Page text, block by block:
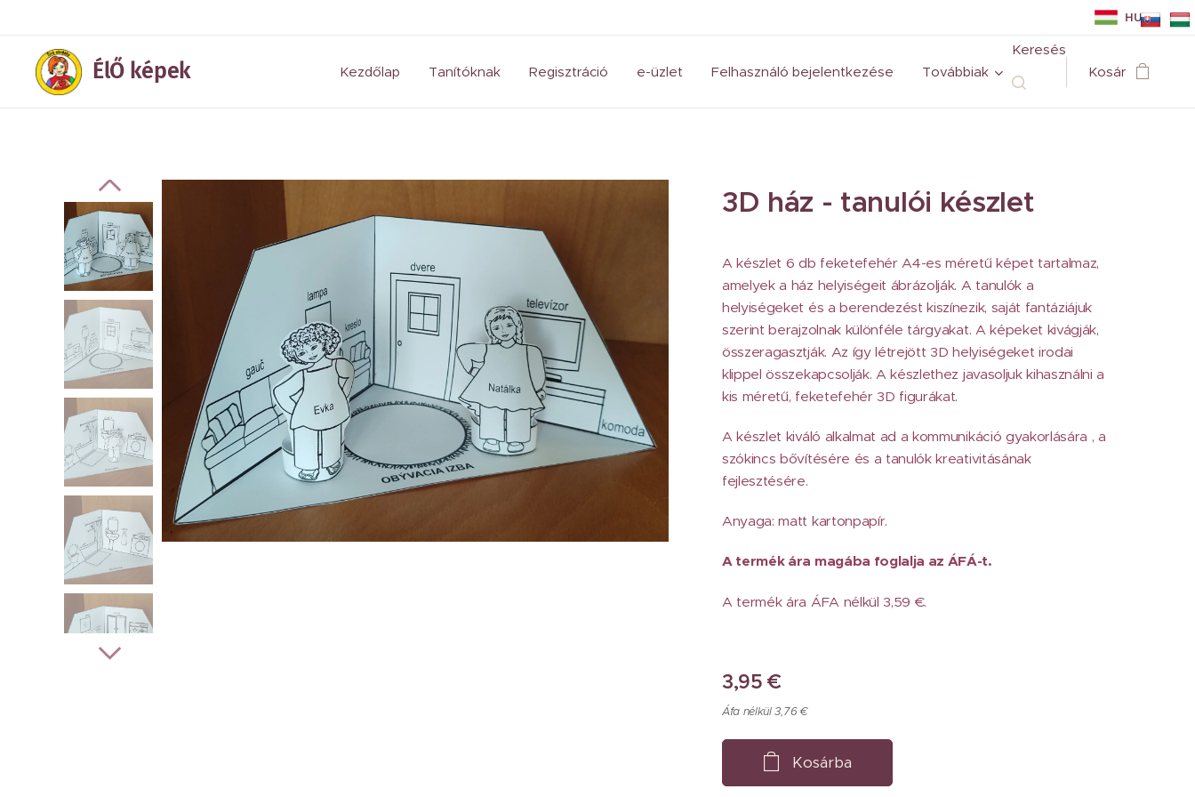
HU
ÉlŐ képek Kezdőlap Tanítóknak Regisztráció e-üzlet Felhasználó bejelentkezése Továbbiak
Keresés
Kosár
3D ház - tanulói készlet
A készlet 6 db feketefehér A4-es méretű képet tartalmaz,
amelyek a ház helyiségeit ábrázolják. A tanulók a
helyiségeket és a berendezést kiszínezik, saját fantáziájuk
szerint berajzolnak különféle tárgyakat. A képeket kivágják,
összeragasztják. Az így létrejött 3D helyiségeket irodai
klippel összekapcsolják. A készlethez javasoljuk kihasználni a
kis méretű, feketefehér 3D figurákat.
A készlet kiváló alkalmat ad a kommunikáció gyakorlására , a
szókincs bővítésére és a tanulók kreativitásának
fejlesztésére.
Anyaga: matt kartonpapír.
A termék ára magába foglalja az ÁFÁ-t.
A termék ára ÁFA nélkül 3,59 €.
3,95 €
Áfa nélkül 3,76 €
Kosárba